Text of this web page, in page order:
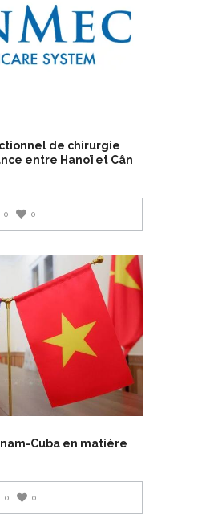
de chirurgie
entre Hanoï et Cân
0 0
Cuba en matière
0 0